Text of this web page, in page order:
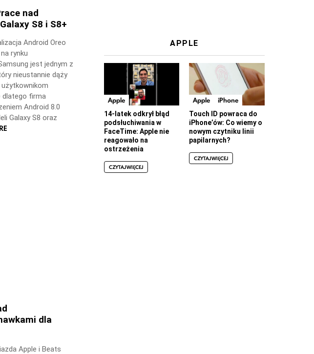
nad
S8 i S8+
Android Oreo
rynku
jest jednym z
nieustannie dąży
dlatego firma
Android 8.0
Galaxy S8 oraz
dla
Apple i Beats
APPLE
Apple
14-latek odkrył błąd
podsłuchiwania w
FaceTime: Apple nie
reagowało na
ostrzeżenia
CZYTAJ WIĘCEJ
Apple iPhone
Touch ID powraca do
iPhone’ów: Co wiemy o
nowym czytniku linii
papilarnych?
CZYTAJ WIĘCEJ